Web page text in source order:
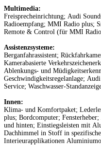
Multimedia:
Freisprecheinrichtung; Audi
Radioempfang; MMI Radio plus;
Remote & Control (für MMI
Assistenzsysteme:
Berganfahrassistent;
Kamerabasierte
Ablenkungs- und
Geschwindigkeitsregelanlage;
Service; Waschwasser-
Innen:
Klima- und Komfortpaket;
plus; Bordcomputer;
und hinten; Einstiegsleisten mit
Dachhimmel in Stoff in
Interieurapplikationen